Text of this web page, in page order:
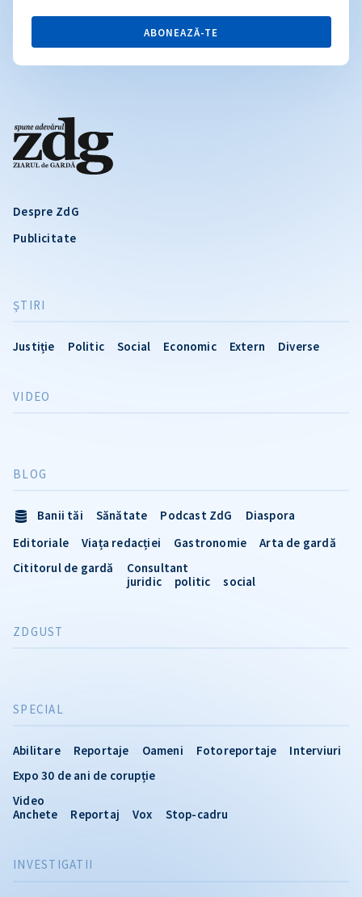
Despre ZdG
Publicitate
ŞTIRI
Justiție Politic Social Economic Extern Diverse
INVESTIGATII
VIDEO
SPECIAL
Abilitare Reportaje Oameni Fotoreportaje
Interviuri
Expo 30 de ani de corupție
Video
Anchete
Reportaj Vox Stop-cadru
BLOG
Banii tăi Sănătate Podcast ZdG
Diaspora
Editoriale
Viața redacției Gastronomie
Arta de gardă
Cititorul de gardă
Consultant
juridic
politic social
ZDGUST
ABONEAZĂ-TE